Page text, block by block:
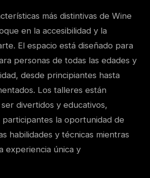
más distintivas de Wine
en la accesibilidad y la
El espacio está diseñado para
personas de todas las edades y
desde principiantes hasta
Los talleres están
divertidos y educativos,
participantes la oportunidad de
habilidades y técnicas mientras
experiencia única y